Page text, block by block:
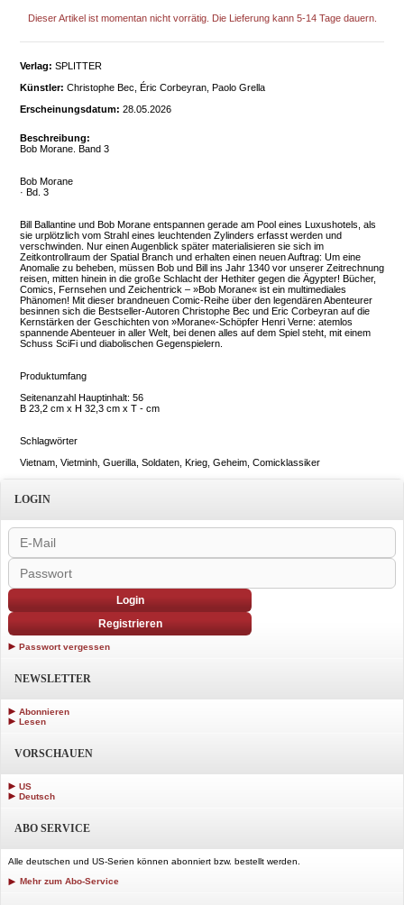
Dieser Artikel ist momentan nicht vorrätig. Die Lieferung kann 5-14 Tage dauern.
Verlag: SPLITTER
Künstler: Christophe Bec, Éric Corbeyran, Paolo Grella
Erscheinungsdatum: 28.05.2026
Beschreibung:
Bob Morane. Band 3
Bob Morane
· Bd. 3
Bill Ballantine und Bob Morane entspannen gerade am Pool eines Luxushotels, als
sie urplötzlich vom Strahl eines leuchtenden Zylinders erfasst werden und
verschwinden. Nur einen Augenblick später materialisieren sie sich im
Zeitkontrollraum der Spatial Branch und erhalten einen neuen Auftrag: Um eine
Anomalie zu beheben, müssen Bob und Bill ins Jahr 1340 vor unserer Zeitrechnung
reisen, mitten hinein in die große Schlacht der Hethiter gegen die Ägypter! Bücher,
Comics, Fernsehen und Zeichentrick – »Bob Morane« ist ein multimediales
Phänomen! Mit dieser brandneuen Comic-Reihe über den legendären Abenteurer
besinnen sich die Bestseller-Autoren Christophe Bec und Eric Corbeyran auf die
Kernstärken der Geschichten von »Morane«-Schöpfer Henri Verne: atemlos
spannende Abenteuer in aller Welt, bei denen alles auf dem Spiel steht, mit einem
Schuss SciFi und diabolischen Gegenspielern.
Produktumfang
Seitenanzahl Hauptinhalt: 56
B 23,2 cm x H 32,3 cm x T - cm
Schlagwörter
Vietnam, Vietminh, Guerilla, Soldaten, Krieg, Geheim, Comicklassiker
LOGIN
Login
Registrieren
Passwort vergessen
NEWSLETTER
Abonnieren
Lesen
VORSCHAUEN
US
Deutsch
ABO SERVICE
Alle deutschen und US-Serien können abonniert bzw. bestellt werden.
Mehr zum Abo-Service